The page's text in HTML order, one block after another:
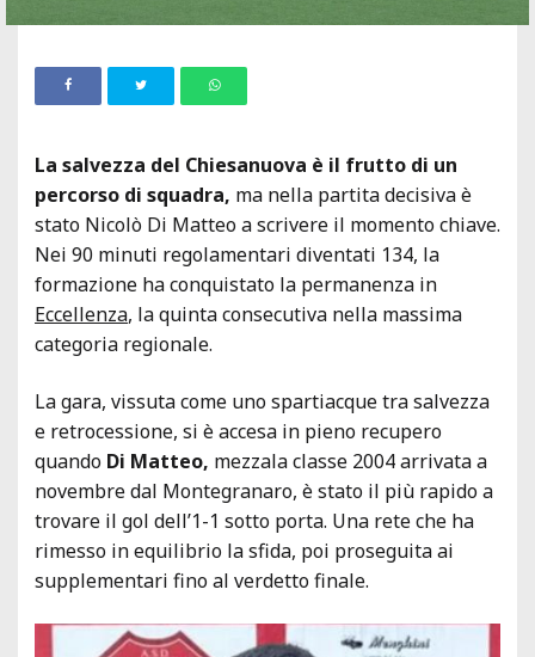
La salvezza del Chiesanuova è il frutto di un
percorso di squadra, ma nella partita decisiva è
stato Nicolò Di Matteo a scrivere il momento chiave.
Nei 90 minuti regolamentari diventati 134, la
formazione ha conquistato la permanenza in
Eccellenza, la quinta consecutiva nella massima
categoria regionale.
La gara, vissuta come uno spartiacque tra salvezza
e retrocessione, si è accesa in pieno recupero
quando Di Matteo, mezzala classe 2004 arrivata a
novembre dal Montegranaro, è stato il più rapido a
trovare il gol dell’1-1 sotto porta. Una rete che ha
rimesso in equilibrio la sfida, poi proseguita ai
supplementari fino al verdetto finale.